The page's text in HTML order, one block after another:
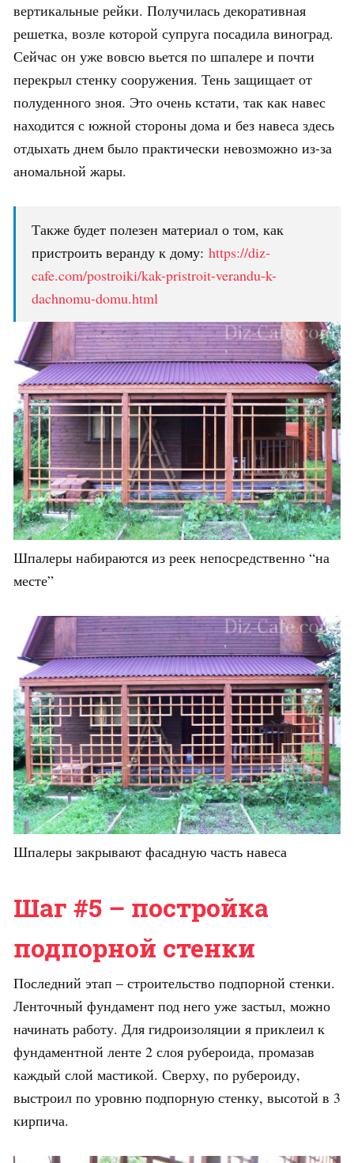
вертикальные рейки. Получилась декоративная
решетка, возле которой супруга посадила виноград.
Сейчас он уже вовсю вьется по шпалере и почти
перекрыл стенку сооружения. Тень защищает от
полуденного зноя. Это очень кстати, так как навес
находится с южной стороны дома и без навеса здесь
отдыхать днем было практически невозможно из-за
аномальной жары.
Также будет полезен материал о том, как
пристроить веранду к дому: https://diz-
cafe.com/postroiki/kak-pristroit-verandu-k-
dachnomu-domu.html
Шпалеры набираются из реек непосредственно “на
месте”
Шпалеры закрывают фасадную часть навеса
Шаг #5 – постройка
подпорной стенки
Последний этап – строительство подпорной стенки.
Ленточный фундамент под него уже застыл, можно
начинать работу. Для гидроизоляции я приклеил к
фундаментной ленте 2 слоя рубероида, промазав
каждый слой мастикой. Сверху, по рубероиду,
выстроил по уровню подпорную стенку, высотой в 3
кирпича.